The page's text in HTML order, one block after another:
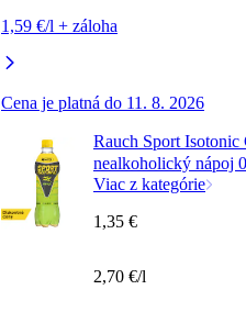
1,59 €/l + záloha
Cena je platná do 11. 8. 2026
Rauch Sport Isotonic
nealkoholický nápoj
Viac z kategórie
1,35 €
2,70 €/l